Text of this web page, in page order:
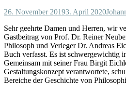
26. November 20193. April 2020
Sehr geehrte Damen und Herren, wir
Gastbeitrag von Prof. Dr. Reiner
Philosoph und Verleger Dr. Andreas
Buch verfasst. Es ist schwergewichtig
Gemeinsam mit seiner Frau Birgit
Gestaltungskonzept verantwortete,
Bereiche der Geschichte von